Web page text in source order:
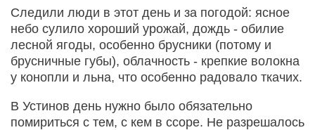
Следили люди в этот день и за погодой: ясное
небо сулило хороший урожай, дождь - обилие
лесной ягоды, особенно брусники (потому и
брусничные губы), облачность - крепкие волокна
у конопли и льна, что особенно радовало ткачих.
В Устинов день нужно было обязательно
помириться с тем, с кем в ссоре. Не разрешалось